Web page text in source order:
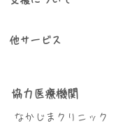
他サービス
協力医療機関
なかじまクリニック